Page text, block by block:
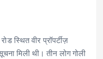
स्थित वीर प्रॉपर्टीज़
मिली थी। तीन लोग गोली